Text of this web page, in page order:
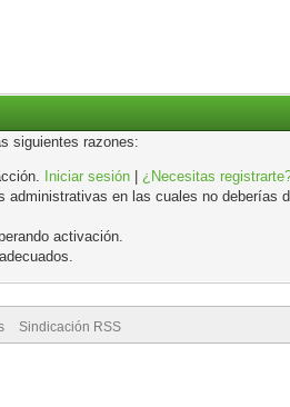
siguientes razones:
Iniciar sesión |¿Necesitas
en las cuales no
activación.
Sindicación RSS